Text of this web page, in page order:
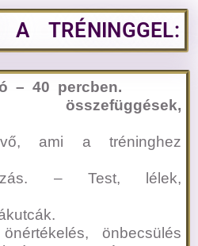
TRÉNINGGEL:
– 40 percben.
összefüggések,
ami a tréninghez
– Test, lélek,
önbecsülés